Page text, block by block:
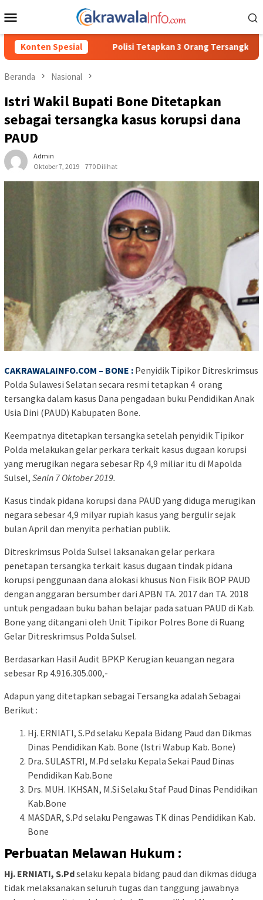
ke
Mobile
Konten Spesial
Tetapkan 3 Orang Tersangka Baru Kasus Penyalahgunaan
Beranda Nasional
Istri Wakil Bupati Bone Ditetapkan
sebagai tersangka kasus korupsi dana
PAUD
Admin
Oktober 7, 2019
770 Dilihat
CAKRAWALAINFO.COM – BONE : Penyidik Tipikor Ditreskrimsus
Polda Sulawesi Selatan secara resmi tetapkan 4 orang
tersangka dalam kasus Dana pengadaan buku Pendidikan Anak
Usia Dini (PAUD) Kabupaten Bone.
Keempatnya ditetapkan tersangka setelah penyidik Tipikor
Polda melakukan gelar perkara terkait kasus dugaan korupsi
yang merugikan negara sebesar Rp 4,9 miliar itu di Mapolda
Sulsel, Senin 7 Oktober 2019.
Kasus tindak pidana korupsi dana PAUD yang diduga merugikan
negara sebesar 4,9 milyar rupiah kasus yang bergulir sejak
bulan April dan menyita perhatian publik.
Ditreskrimsus Polda Sulsel laksanakan gelar perkara
penetapan tersangka terkait kasus dugaan tindak pidana
korupsi penggunaan dana alokasi khusus Non Fisik BOP PAUD
dengan anggaran bersumber dari APBN TA. 2017 dan TA. 2018
untuk pengadaan buku bahan belajar pada satuan PAUD di Kab.
Bone yang ditangani oleh Unit Tipikor Polres Bone di Ruang
Gelar Ditreskrimsus Polda Sulsel.
Berdasarkan Hasil Audit BPKP Kerugian keuangan negara
sebesar Rp 4.916.305.000,-
Adapun yang ditetapkan sebagai Tersangka adalah Sebagai
Berikut :
Hj. ERNIATI, S.Pd selaku Kepala Bidang Paud dan Dikmas
Dinas Pendidikan Kab. Bone (Istri Wabup Kab. Bone)
Dra. SULASTRI, M.Pd selaku Kepala Sekai Paud Dinas
Pendidikan Kab.Bone
Drs. MUH. IKHSAN, M.Si Selaku Staf Paud Dinas Pendidikan
Kab.Bone
MASDAR, S.Pd selaku Pengawas TK dinas Pendidikan Kab.
Bone
Perbuatan Melawan Hukum :
Hj. ERNIATI, S.Pdselaku kepala bidang paud dan dikmas diduga
tidak melaksanakan seluruh tugas dan tanggung jawabnya